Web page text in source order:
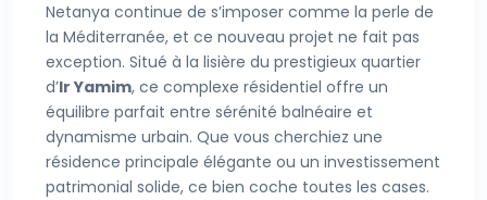
Netanya continue de s’imposer comme la perle de
la Méditerranée, et ce nouveau projet ne fait pas
exception. Situé à la lisière du prestigieux quartier
d’Ir Yamim, ce complexe résidentiel offre un
équilibre parfait entre sérénité balnéaire et
dynamisme urbain. Que vous cherchiez une
résidence principale élégante ou un investissement
patrimonial solide, ce bien coche toutes les cases.